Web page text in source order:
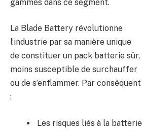
gammes dans ce segment.
La Blade Battery révolutionne
l’industrie par sa manière unique
de constituer un pack batterie sûr,
moins susceptible de surchauffer
ou de s’enflammer. Par conséquent
:
Les risques liés à la batterie